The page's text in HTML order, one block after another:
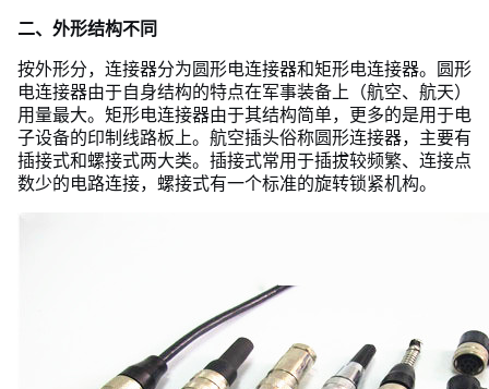
二、外形结构不同
按外形分，连接器分为圆形电连接器和矩形电连接器。圆形
电连接器由于自身结构的特点在军事装备上（航空、航天）
用量最大。矩形电连接器由于其结构简单，更多的是用于电
子设备的印制线路板上。航空插头俗称圆形连接器，主要有
插接式和螺接式两大类。插接式常用于插拔较频繁、连接点
数少的电路连接，螺接式有一个标准的旋转锁紧机构。